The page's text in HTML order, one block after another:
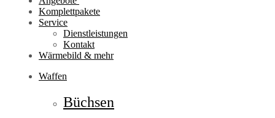
Komplettpakete
Service
Dienstleistungen
Kontakt
Wärmebild & mehr
Waffen
Büchsen